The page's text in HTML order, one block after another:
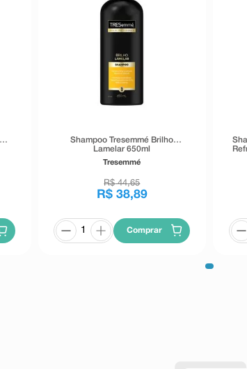
Shampoo Tresemmé Brilho
Lamelar 650ml
Tresemmé
R$ 44,65
R$ 38,89
Comprar